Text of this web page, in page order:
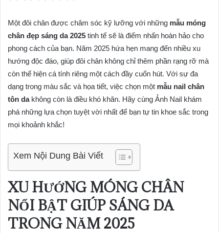
Một đôi chân được chăm sóc kỹ lưỡng với những mẫu móng
chân đẹp sáng da 2025 tinh tế sẽ là điểm nhấn hoàn hảo cho
phong cách của bạn. Năm 2025 hứa hẹn mang đến nhiều xu
hướng độc đáo, giúp đôi chân không chỉ thêm phần rạng rỡ mà
còn thể hiện cá tính riêng một cách đầy cuốn hút. Với sự đa
dạng trong màu sắc và họa tiết, việc chọn một mẫu nail chân
tôn dakhông còn là điều khó khăn. Hãy cùng Ảnh Nail khám
phá những lựa chọn tuyệt vời nhất để bạn tự tin khoe sắc trong
mọi khoảnh khắc!
Xem Nội Dung Bài Viết
XU HƯỚNG MÓNG CHÂN
NỔI BẬT GIÚP SÁNG DA
TRONG NĂM 2025